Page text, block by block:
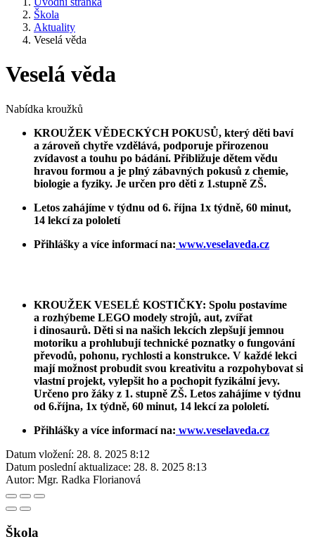
Škola
Aktuality
Veselá věda
Veselá věda
Nabídka kroužků
KROUŽEK VĚDECKÝCH POKUSŮ, který děti baví
a zároveň chytře vzdělává, podporuje přirozenou
zvídavost a touhu po bádání. Přibližuje dětem vědu
hravou formou a je plný zábavných pokusů z chemie,
biologie a fyziky. Je určen pro děti z 1.stupně ZŠ.
Letos zahájíme v týdnu od 6. října 1x týdně, 60 minut,
14 lekcí za pololetí
Přihlášky a více informací na: www.veselaveda.cz
KROUŽEK VESELÉ KOSTIČKY: Spolu postavíme
a rozhýbeme LEGO modely strojů, aut, zvířat
i dinosaurů. Děti si na našich lekcích zlepšují jemnou
motoriku a prohlubují technické poznatky o fungování
převodů, pohonu, rychlosti a konstrukce. V každé lekci
mají možnost probudit svou kreativitu a rozpohybovat si
vlastní projekt, vylepšit ho a pochopit fyzikální jevy.
Určeno pro žáky z 1. stupně ZŠ. Letos zahájíme v týdnu
od 6.října, 1x týdně, 60 minut, 14 lekcí za pololetí.
Přihlášky a více informací na: www.veselaveda.cz
Datum vložení: 28. 8. 2025 8:12
Datum poslední aktualizace: 28. 8. 2025 8:13
Autor: Mgr. Radka Florianová
Škola